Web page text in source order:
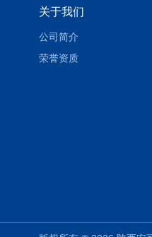
关于我们
公司简介
荣誉资质